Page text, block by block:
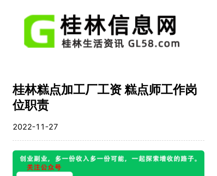
桂林糕点加工厂工资 糕点师工作岗
位职责
2022-11-27